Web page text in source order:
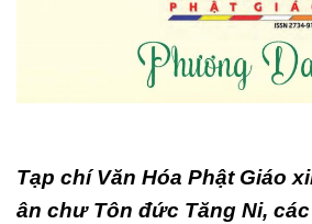
Tạp chí Văn Hóa Phật Giáo
ân chư Tôn đức Tăng Ni,